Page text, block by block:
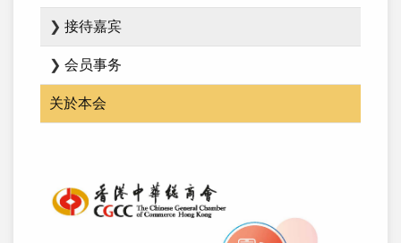
❯ 接待嘉宾
❯ 会员事务
关於本会